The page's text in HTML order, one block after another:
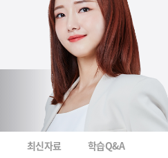
최신자료 학습Q&A